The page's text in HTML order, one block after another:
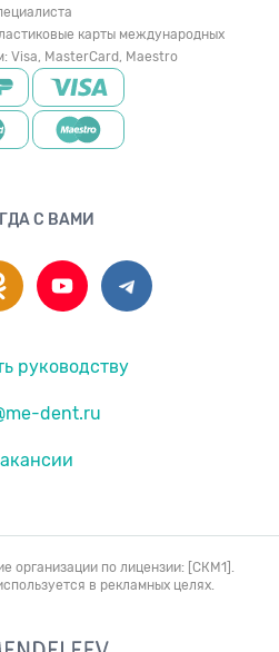
карты международных
Visa, MasterCard, Maestro
С ВАМИ
руководству
dent.ru
организации по лицензии: [СКМ1].
в рекламных целях.